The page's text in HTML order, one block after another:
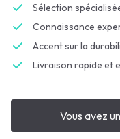
Sélection
Connaissance
Accent sur la
Livraison rapide et
Vous avez